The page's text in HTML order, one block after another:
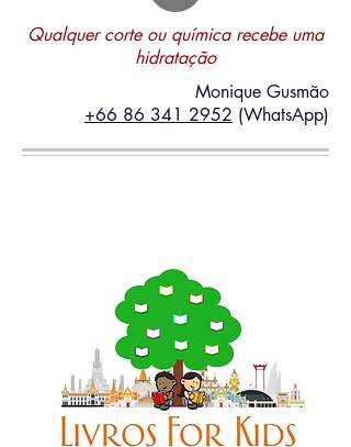
Qualquer corte ou química recebe uma
hidratação
Monique Gusmão
+66 86 341 2952 (WhatsApp)